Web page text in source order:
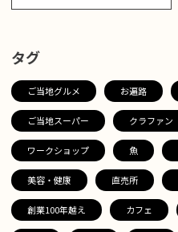
タグ
ご当地グルメ お遍路
ご当地スーパー クラファン
ワークショップ 魚
美容・健康 直売所
創業100年越え カフェ